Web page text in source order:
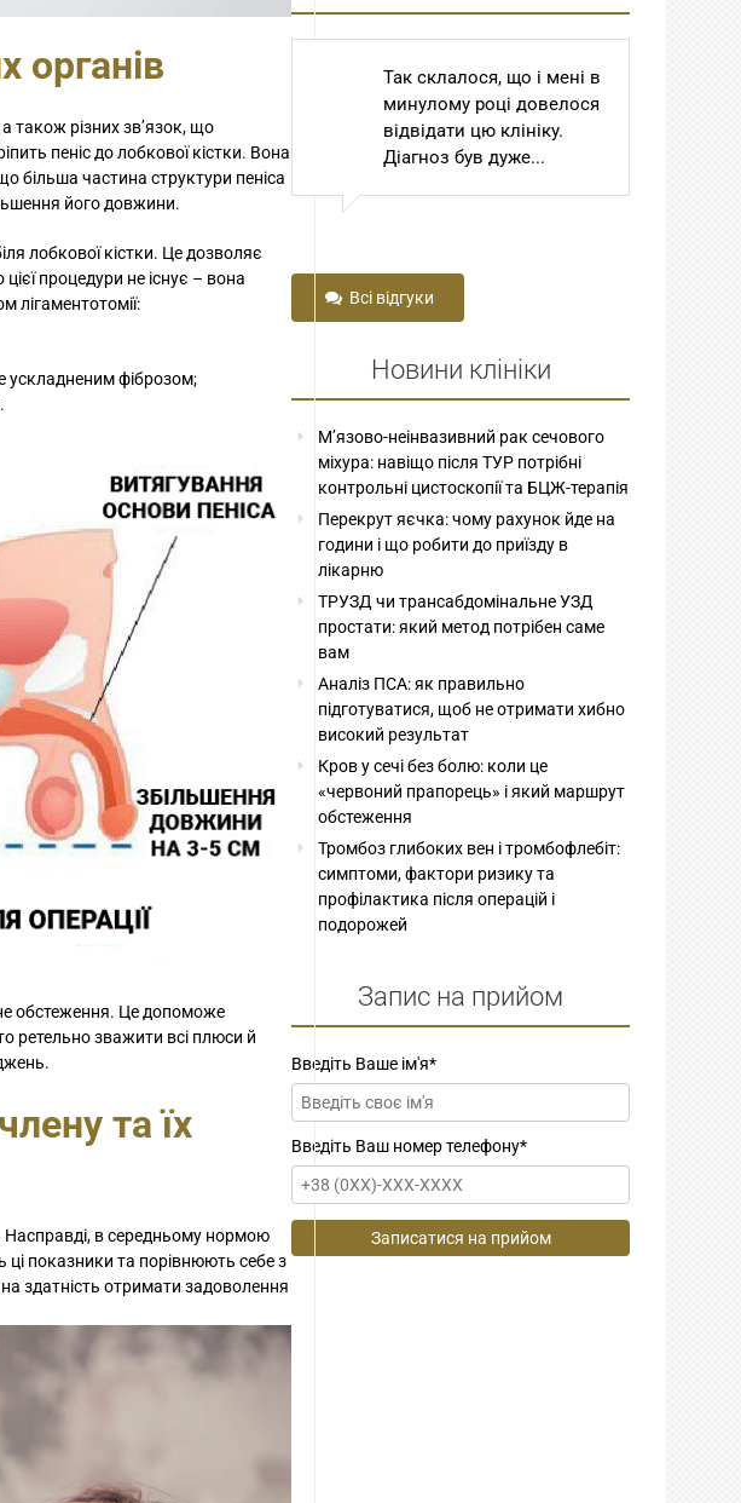
органів
також різних зв’язок, що
пеніс до лобкової кістки. Вона
більша частина структури пеніса
його довжини.
лобкової кістки. Це дозволяє
процедури не існує – вона
лігаментотомії:
ускладненим фіброзом;
обстеження. Це допоможе
ретельно зважити всі плюси й
та їх
Насправді, в середньому нормою
ці показники та порівнюють себе з
здатність отримати задоволення
Так склалося, що і мені в
відвідати цю клініку.
Діагноз був дуже...
Шановний Степан
Томович та Степан
Степанович! Сам
Господь Бог привів мене
Всі відгуки
Новини клініки
М’язово-неінвазивний рак сечового
міхура: навіщо після ТУР потрібні
контрольні цистоскопії та БЦЖ-терапія
Перекрут яєчка: чому рахунок йде на
години і що робити до приїзду в
лікарню
ТРУЗД чи трансабдомінальне УЗД
простати: який метод потрібен саме
вам
Аналіз ПСА: як правильно
підготуватися, щоб не отримати хибно
високий результат
Кров у сечі без болю: коли це
«червоний прапорець» і який маршрут
обстеження
Тромбоз глибоких вен і тромбофлебіт:
симптоми, фактори ризику та
профілактика після операцій і
подорожей
Запис на прийом
Введіть Ваше ім'я*
Введіть Ваш номер телефону*